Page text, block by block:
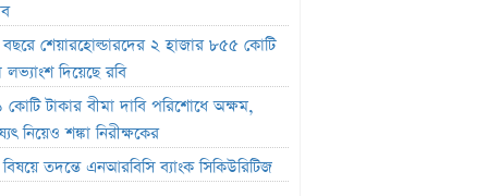
শেয়ারবাজার বন্ধ
সোনারগাঁও টেক্সটাইলের শেয়ারদর
ক্ষমতা দেখিয়ে আমার কাজ কেড়ে
বান্ধবী’
শেয়ারহোল্ডারদের ২ হাজার ৮৫৫ কোটি
লভ্যাংশ দিয়েছে রবি
টাকার বীমা দাবি পরিশোধে অক্ষম,
নিয়েও শঙ্কা নিরীক্ষকের
তদন্তে এনআরবিসি ব্যাংক সিকিউরিটিজ